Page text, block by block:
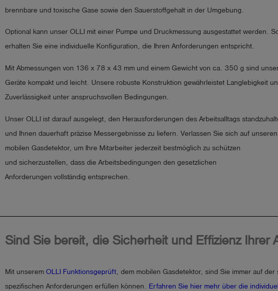
brennbare und toxische Gase sowie den Sauerstoffgehalt in der Umgebung.
Optional kann unser OLLI mit einer Pumpe und Druckmessung ausgestattet werden.
erhalten Sie eine individuelle Konfiguration, die Ihren Anforderungen entspricht.
Mit Abmessungen von 136 x 78 x 43 mm und einem Gewicht von ca. 350 g sind
Geräte kompakt und leicht. Unsere robuste Konstruktion gewährleistet Langlebigkeit
Zuverlässigkeit unter anspruchsvollen Bedingungen.
Unser OLLI ist darauf ausgelegt, den Herausforderungen des Arbeitsalltags
und Ihnen dauerhaft präzise Messergebnisse zu liefern. Verlassen Sie sich auf unseren
mobilen Gasdetektor, um Ihre Mitarbeiter jederzeit bestmöglich zu schützen
und sicherzustellen, dass die Arbeitsbedingungen den gesetzlichen
Anforderungen vollständig entsprechen.
Sind Sie bereit, die Sicherheit und Effizienz Ihrer
Mit unserem OLLI Funktionsgeprüft, dem mobilen Gasdetektor, sind Sie immer auf
spezifischen Anforderungen erfüllen können. Erfahren Sie hier mehr über die